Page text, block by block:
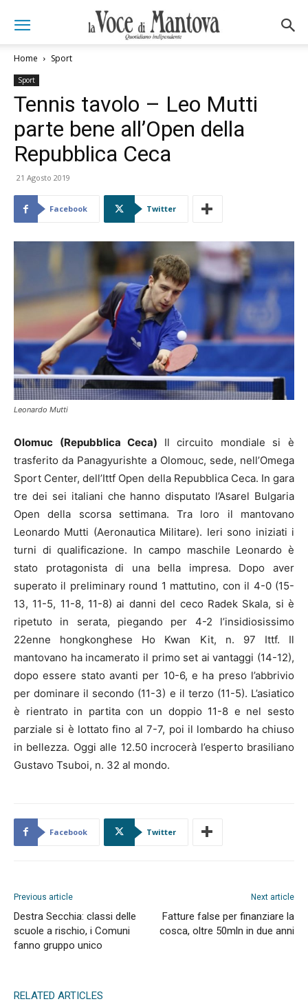
Home Sport
Sport
Tennis tavolo – Leo Mutti
parte bene all’Open della
Repubblica Ceca
21 Agosto 2019
Facebook Twitter
Leonardo Mutti
Olomuc (Repubblica Ceca) Il circuito mondiale si è
trasferito da Panagyurishte a Olomouc, sede, nell’Omega
Sport Center, dell’Ittf Open della Repubblica Ceca. In gara
tre dei sei italiani che hanno disputato l’Asarel Bulgaria
Open della scorsa settimana. Tra loro il mantovano
Leonardo Mutti (Aeronautica Militare). Ieri sono iniziati i
turni di qualificazione. In campo maschile Leonardo è
stato protagonista di una bella impresa. Dopo aver
superato il preliminary round 1 mattutino, con il 4-0 (15-
13, 11-5, 11-8, 11-8) ai danni del ceco Radek Skala, si è
ripetuto in serata, piegando per 4-2 l’insidiosissimo
22enne hongkonghese Ho Kwan Kit, n. 97 Ittf. Il
mantovano ha incamerato il primo set ai vantaggi (14-12),
dopo essere stato avanti per 10-6, e ha preso l’abbrivio
per dominare il secondo (11-3) e il terzo (11-5). L’asiatico
è rientrato in partita con un doppio 11-8 e nel sesto
parziale si è lottato fino al 7-7, poi il lombardo ha chiuso
in bellezza. Oggi alle 12.50 incrocerà l’esperto brasiliano
Gustavo Tsuboi, n. 32 al mondo.
Facebook Twitter
Previous article
Destra Secchia: classi delle
scuole a rischio, i Comuni
fanno gruppo unico
Next article
Fatture false per finanziare la
cosca, oltre 50mln in due anni
RELATED ARTICLES